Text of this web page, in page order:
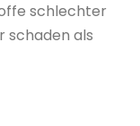
schlechter
schaden als